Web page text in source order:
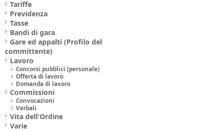
Tariffe
Previdenza
Tasse
Bandi di gara
Gare ed appalti (Profilo del
committente)
Lavoro
Concorsi pubblici (personale)
Offerta di lavoro
Domanda di lavoro
Commissioni
Convocazioni
Verbali
Vita dell'Ordine
Varie